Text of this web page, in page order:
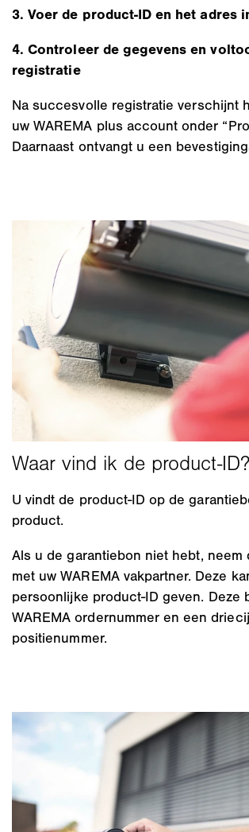
3. Voer de product-ID en het adres
4. Controleer de gegevens en
registratie
Na succesvolle registratie verschijnt
uw WAREMA plus account onder
Daarnaast ontvangt u een
U vindt de product-ID op de
product.
Als u de garantiebon niet hebt, neem
met uw WAREMA vakpartner. Deze
persoonlijke product-ID geven. Deze
WAREMA ordernummer en een
positienummer.